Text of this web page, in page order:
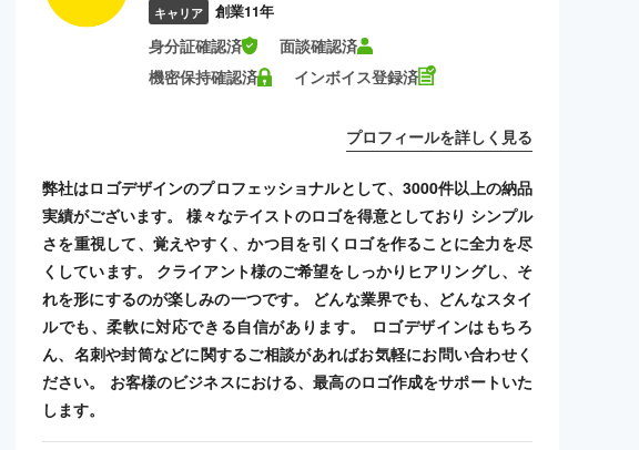
キャリア 創業11年
身分証確認済
面談確認済
機密保持確認済
インボイス登録済
プロフィールを詳しく見る
弊社はロゴデザインのプロフェッショナルとして、3000件以上の納品
実績がございます。 様々なテイストのロゴを得意としており シンプル
さを重視して、覚えやすく、かつ目を引くロゴを作ることに全力を尽
くしています。 クライアント様のご希望をしっかりヒアリングし、そ
れを形にするのが楽しみの一つです。 どんな業界でも、どんなスタイ
ルでも、柔軟に対応できる自信があります。 ロゴデザインはもちろ
ん、名刺や封筒などに関するご相談があればお気軽にお問い合わせく
ださい。 お客様のビジネスにおける、最高のロゴ作成をサポートいた
します。